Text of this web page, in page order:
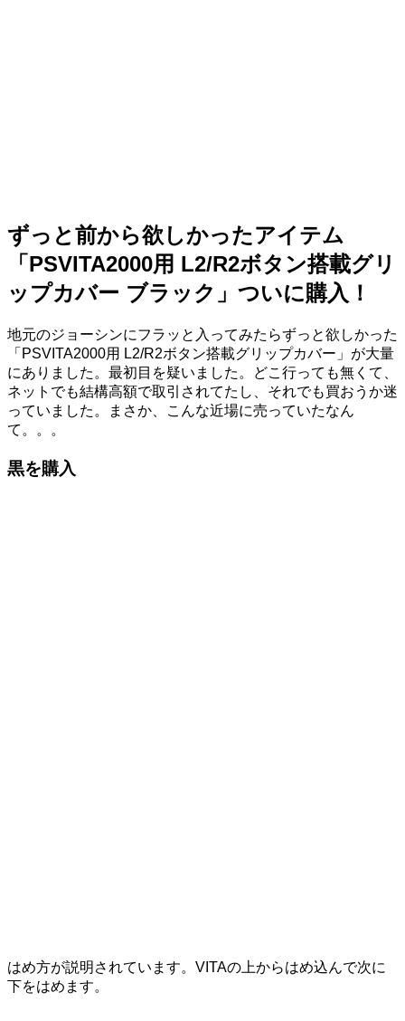
ずっと前から欲しかったアイテム
「PSVITA2000用 L2/R2ボタン搭載グリ
ップカバー ブラック」ついに購入！
地元のジョーシンにフラッと入ってみたらずっと欲しかった
「PSVITA2000用 L2/R2ボタン搭載グリップカバー」が大量
にありました。最初目を疑いました。どこ行っても無くて、
ネットでも結構高額で取引されてたし、それでも買おうか迷
っていました。まさか、こんな近場に売っていたなん
て。。。
黒を購入
はめ方が説明されています。VITAの上からはめ込んで次に
下をはめます。